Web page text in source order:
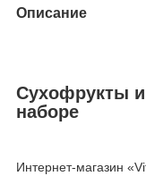
Описание
Сухофрукты
наборе
Интернет-магазин